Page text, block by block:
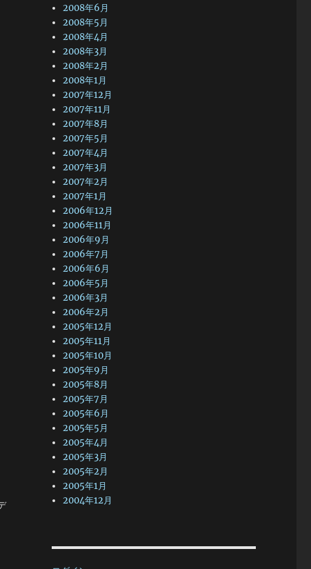
2008年6月
2008年5月
2008年4月
2008年3月
2008年2月
2008年1月
2007年12月
2007年11月
2007年8月
2007年5月
2007年4月
2007年3月
2007年2月
2007年1月
2006年12月
2006年11月
2006年9月
2006年7月
2006年6月
2006年5月
2006年3月
2006年2月
2005年12月
2005年11月
2005年10月
2005年9月
2005年8月
2005年7月
2005年6月
2005年5月
2005年4月
2005年3月
2005年2月
2005年1月
2004年12月